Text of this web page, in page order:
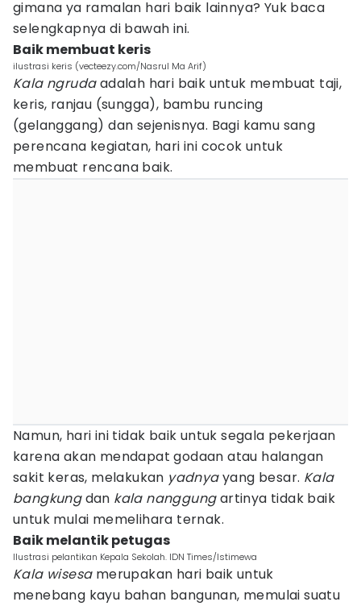
gimana ya ramalan hari baik lainnya? Yuk baca
selengkapnya di bawah ini.
Baik membuat keris
ilustrasi keris (vecteezy.com/Nasrul Ma Arif)
Kala ngrudaadalah hari baik untuk membuat taji,
keris, ranjau (sungga), bambu runcing
(gelanggang) dan sejenisnya. Bagi kamu sang
perencana kegiatan, hari ini cocok untuk
membuat rencana baik.
Namun, hari ini tidak baik untuk segala pekerjaan
karena akan mendapat godaan atau halangan
sakit keras, melakukan yadnyayang besar. Kala
bangkungdan kala nanggungartinya tidak baik
untuk mulai memelihara ternak.
Baik melantik petugas
Ilustrasi pelantikan Kepala Sekolah. IDN Times/Istimewa
Kala wisesamerupakan hari baik untuk
menebang kayu bahan bangunan, memulai suatu